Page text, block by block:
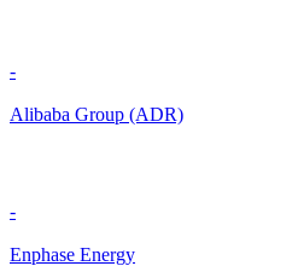
-
Alibaba Group (ADR)
-
Enphase Energy